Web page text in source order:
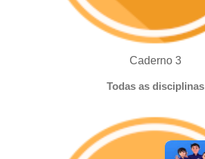
Caderno 3
Todas as disciplinas